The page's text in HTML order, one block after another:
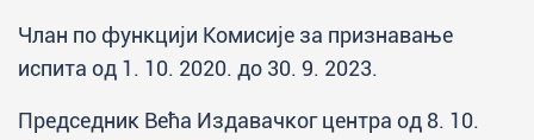
Члан по функцији Комисије за признавање
испита од 1. 10. 2020. до 30. 9. 2023.
Председник Већа Издавачког центра од 8. 10.